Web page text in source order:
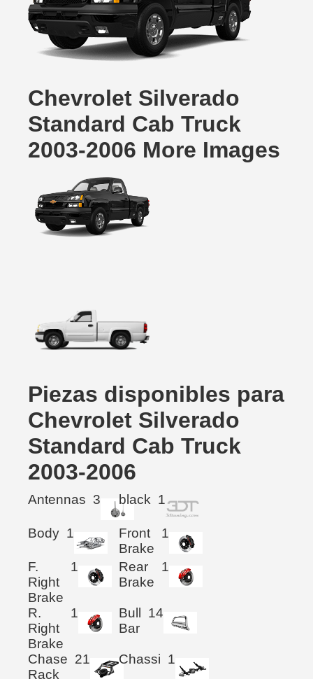
Chevrolet Silverado
Standard Cab Truck
2003-2006 More Images
Piezas disponibles para
Chevrolet Silverado
Standard Cab Truck
2003-2006
Antennas 3 black 1
Body 1
Front
Brake
1
F.
Right
Brake
1
Rear
Brake
1
R.
Right
Brake
1
Bull
Bar
14
Chase
Rack
21 Chassi 1